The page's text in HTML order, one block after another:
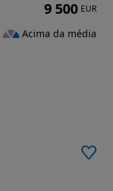
9 500 EUR
Acima da média